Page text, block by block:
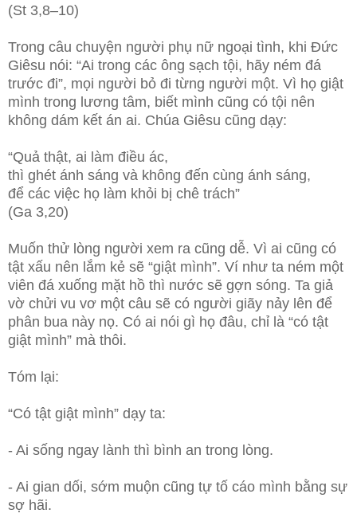
(St 3,8–10)
Trong câu chuyện người phụ nữ ngoại tình, khi Đức
Giêsu nói: “Ai trong các ông sạch tội, hãy ném đá
trước đi”, mọi người bỏ đi từng người một. Vì họ giật
mình trong lương tâm, biết mình cũng có tội nên
không dám kết án ai. Chúa Giêsu cũng dạy:
“Quả thật, ai làm điều ác,
thì ghét ánh sáng và không đến cùng ánh sáng,
để các việc họ làm khỏi bị chê trách”
(Ga 3,20)
Muốn thử lòng người xem ra cũng dễ. Vì ai cũng có
tật xấu nên lắm kẻ sẽ “giật mình”. Ví như ta ném một
viên đá xuống mặt hồ thì nước sẽ gợn sóng. Ta giả
vờ chửi vu vơ một câu sẽ có người giãy nảy lên để
phân bua này nọ. Có ai nói gì họ đâu, chỉ là “có tật
giật mình” mà thôi.
Tóm lại:
“Có tật giật mình” dạy ta:
- Ai sống ngay lành thì bình an trong lòng.
- Ai gian dối, sớm muộn cũng tự tố cáo mình bằng sự
sợ hãi.